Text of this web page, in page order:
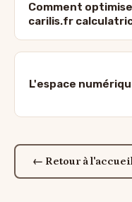
Comment
carilis.fr
L'espace
← Retour à